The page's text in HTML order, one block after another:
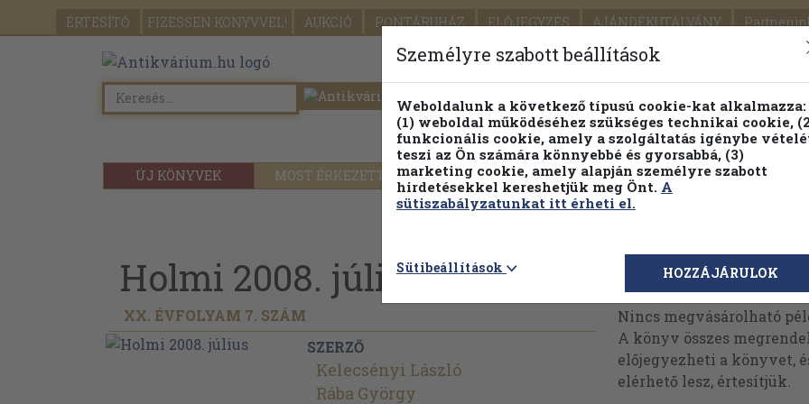
ÉRTESÍTŐ FIZESSEN KÖNYVVEL! AUKCIÓ PONTÁRUHÁZ ELŐJEGYZÉS AJÁNDÉKUTALVÁNY
SEGÍTSÉG
ÚJ KÖNYVEK MOST ÉRKEZETT PILLANATNYI ÁRAINK FENNTARTHATÓ
Részletes kereső Témaköri fa
Holmi 2008. július
XX. ÉVFOLYAM 7. SZÁM
SZERZŐ
Kelecsényi László
Rába György
Megvásárolható
Nincs megvásárolható
A könyv összes
előjegyezheti a könyvet,
elérhető lesz, értesítjük.
Személyre szabott beállítások
Weboldalunk a következő típusú cookie-kat alkalmazza:
(1) weboldal működéséhez szükséges technikai cookie,
funkcionális cookie, amely a szolgáltatás igénybe
teszi az Ön számára könnyebbé és gyorsabbá, (3)
marketing cookie, amely alapján személyre szabott
hirdetésekkel kereshetjük meg Önt. A
sütiszabályzatunkat itt érheti el.
Sütibeállítások HOZZÁJÁRULOK